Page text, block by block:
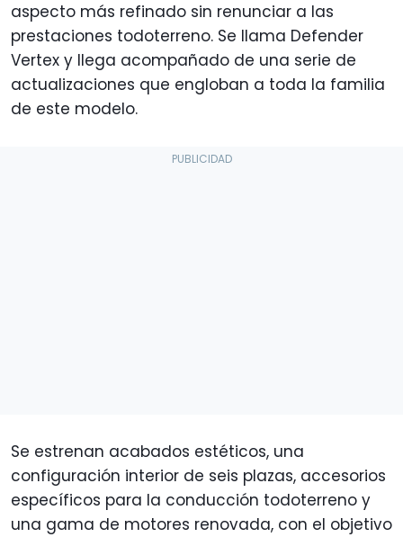
aspecto más refinado sin renunciar a las
prestaciones todoterreno. Se llama Defender
Vertex y llega acompañado de una serie de
actualizaciones que engloban a toda la familia
de este modelo.
Se estrenan acabados estéticos, una
configuración interior de seis plazas, accesorios
específicos para la conducción todoterreno y
una gama de motores renovada, con el objetivo